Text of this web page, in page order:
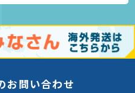
お問い合わせ